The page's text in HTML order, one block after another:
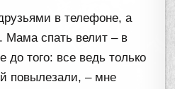
в телефоне, а
Мама спать велит – в
до того: все ведь только
повылезали, – мне